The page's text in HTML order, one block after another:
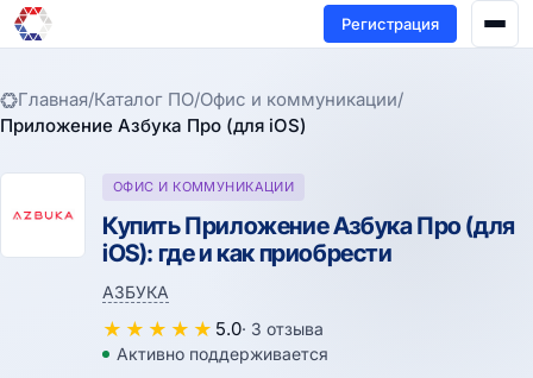
Регистрация
Главная/Каталог ПО/Офис и коммуникации/
Приложение Азбука Про (для iOS)
ОФИС И КОММУНИКАЦИИ
Купить Приложение Азбука Про (для
iOS): где и как приобрести
АЗБУКА
★ ★ ★ ★ ★ 5.0· 3 отзыва
Активно поддерживается